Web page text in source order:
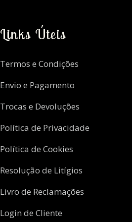
Links Úteis
Termos e Condições
Envio e Pagamento
Trocas e Devoluções
Política de Privacidade
Política de Cookies
Resolução de Litígios
Livro de Reclamações
Login de Cliente